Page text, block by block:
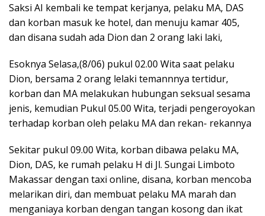
Saksi AI kembali ke tempat kerjanya, pelaku MA, DAS
dan korban masuk ke hotel, dan menuju kamar 405,
dan disana sudah ada Dion dan 2 orang laki laki,
Esoknya Selasa,(8/06) pukul 02.00 Wita saat pelaku
Dion, bersama 2 orang lelaki temannnya tertidur,
korban dan MA melakukan hubungan seksual sesama
jenis, kemudian Pukul 05.00 Wita, terjadi pengeroyokan
terhadap korban oleh pelaku MA dan rekan- rekannya
Sekitar pukul 09.00 Wita, korban dibawa pelaku MA,
Dion, DAS, ke rumah pelaku H di Jl. Sungai Limboto
Makassar dengan taxi online, disana, korban mencoba
melarikan diri, dan membuat pelaku MA marah dan
menganiaya korban dengan tangan kosong dan ikat